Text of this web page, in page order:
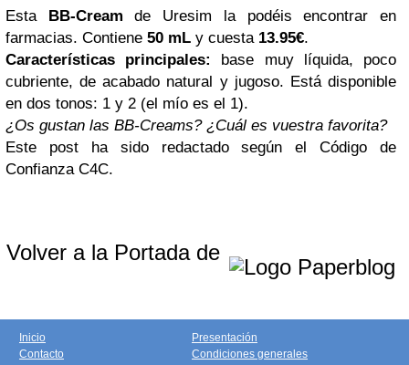
Esta BB-Creamde Uresim la podéis encontrar en
farmacias. Contiene 50 mL y cuesta 13.95€.
Características principales:
base muy líquida, poco
cubriente, de acabado natural y jugoso. Está disponible
en dos tonos: 1 y 2 (el mío es el 1).
¿Os gustan las BB-Creams? ¿Cuál es vuestra favorita?
Este post ha sido redactado según elCódigo de
Confianza C4C.
Volver a la Portada de
Inicio
Contacto
Presentación
Condiciones generales